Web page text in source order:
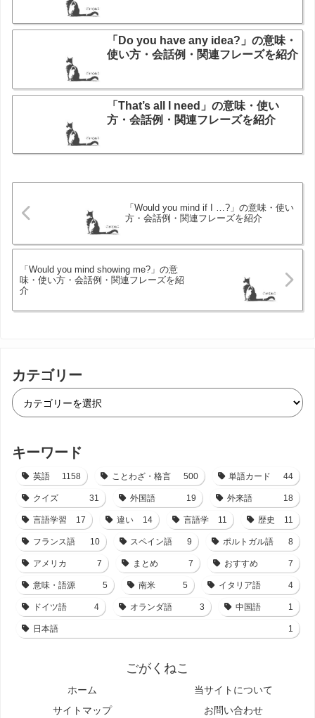
「Do you have any idea?」の意味・
使い方・会話例・関連フレーズを紹介
「That’s all I need」の意味・使い
方・会話例・関連フレーズを紹介
「Would you mind if I …?」の意味・使い
方・会話例・関連フレーズを紹介
「Would you mind showing me?」の意
味・使い方・会話例・関連フレーズを紹
介
カテゴリー
キーワード
英語 1158 ことわざ・格言 500 単語カード 44
クイズ 31 外国語 19 外来語 18
言語学習 17 違い 14 言語学 11 歴史 11
フランス語 10 スペイン語 9 ポルトガル語 8
アメリカ 7 まとめ 7 おすすめ 7
意味・語源 5 南米 5 イタリア語 4
ドイツ語 4 オランダ語 3 中国語 1
日本語 1
ごがくねこ
ホーム
当サイトについて
サイトマップ
お問い合わせ